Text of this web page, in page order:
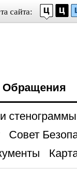
сайта:
Обращения
стенограммы
Совет